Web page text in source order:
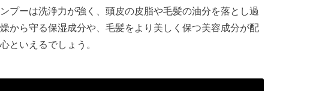
プーは洗浄力が強く、頭皮の皮脂や毛髪の油分を落とし過
から守る保湿成分や、毛髪をより美しく保つ美容成分が配
といえるでしょう。